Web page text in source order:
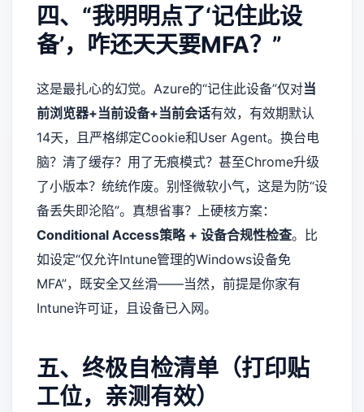
四、“我明明点了‘记住此设
备’，咋还天天要MFA？”
这是最扎心的幻觉。Azure的“记住此设备”仅对当
前浏览器+当前设备+当前会话有效，有效期默认
14天，且严格绑定Cookie和User Agent。换台电
脑？清了缓存？用了无痕模式？甚至Chrome升级
了小版本？统统作废。别怪微软小气，这是为防“设
备丢失即沦陷”。真想省事？上硬核方案：
Conditional Access策略 + 设备合规性检查。比
如设定“仅允许Intune管理的Windows设备免
MFA”，既安全又丝滑——当然，前提是你家有
Intune许可证，且设备已入网。
五、终极自检清单（打印贴
工位，亲测有效）